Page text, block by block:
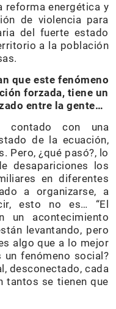
reforma energética y
de violencia para
del fuerte estado
a la población
que este fenómeno
forzada, tiene un
entre la gente…
con una
de la ecuación,
Pero, ¿qué pasó?, lo
desapariciones los
en diferentes
a organizarse, a
esto no es… “El
un acontecimiento
levantando, pero
algo que a lo mejor
fenómeno social?
desconectado, cada
tantos se tienen que